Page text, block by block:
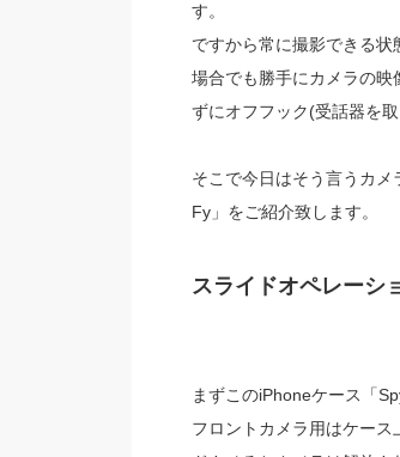
す。
ですから常に撮影できる
場合でも勝手にカメラの
ずにオフフック(受話器を
そこで今日はそう言うカ
Fy」をご紹介致します。
スライドオペレーシ
まずこのiPhoneケース「
フロントカメラ用はケー